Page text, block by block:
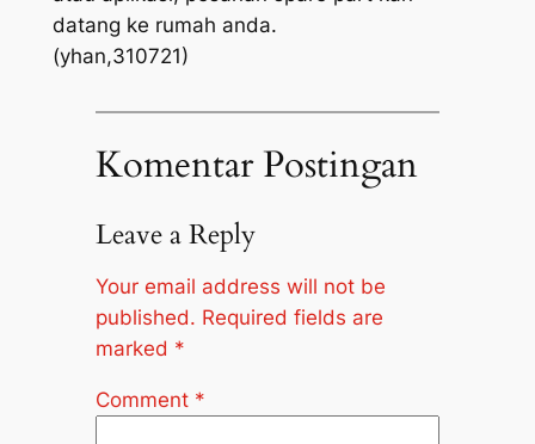
datang ke rumah anda.
(yhan,310721)
Komentar Postingan
Leave a Reply
Your email address will not be
published. Required fields are
marked *
Comment *